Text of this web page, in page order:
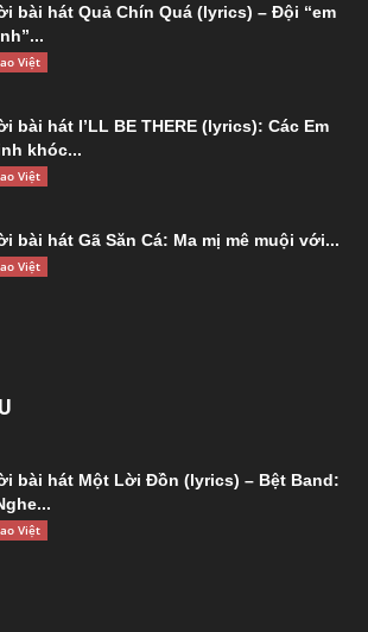
bài hát Quả Chín Quá (lyrics) – Đội “em
Việt
bài hát I’LL BE THERE (lyrics): Các Em
khóc...
Việt
bài hát Gã Săn Cá: Ma mị mê muội với...
Việt
bài hát Một Lời Đồn (lyrics) – Bệt Band:
Việt